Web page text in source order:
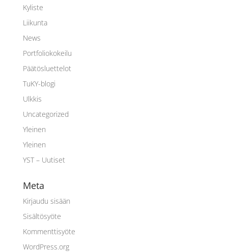
Kyliste
Liikunta
News
Portfoliokokeilu
Päätösluettelot
TuKY-blogi
Ulkkis
Uncategorized
Yleinen
Yleinen
YST – Uutiset
Meta
Kirjaudu sisään
Sisältösyöte
Kommenttisyöte
WordPress.org